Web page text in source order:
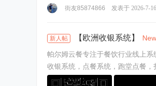
街友85874866 发表于 2026-7-16
新人帖 【欧洲收银系统】
New
帕尔姆云餐专注于餐饮行业线上
收银系统，点餐系统，跑堂点餐
善，技术支持稳定系统可 ...